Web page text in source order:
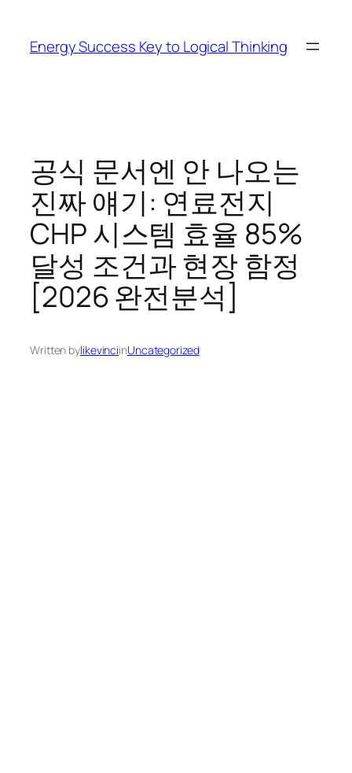
content
Energy Success Key to Logical Thinking
공식 문서엔 안 나오는
진짜 얘기: 연료전지
CHP 시스템 효율 85%
달성 조건과 현장 함정
[2026 완전분석]
Written bylikevinciinUncategorized